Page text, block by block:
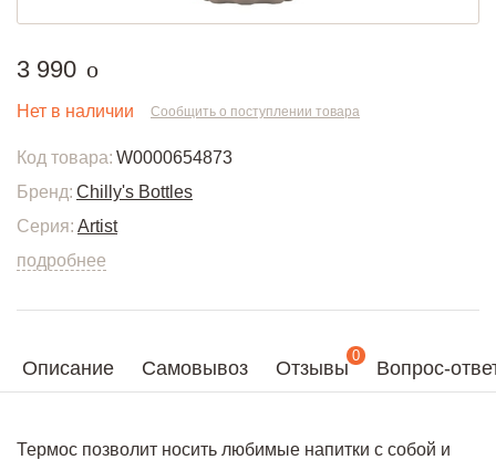
Описание Самовывоз Отзывы
0
Вопрос-
Термос позволит носить любимые напитки с собой и
3 990 руб.
o
Нет в наличии Сообщить о поступлении товара
Код товара: W0000654873
Бренд: Chilly's Bottles
Серия: Artist
подробнее